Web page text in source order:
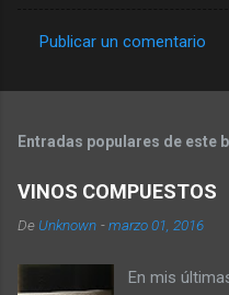
o
n
t
Publicar un comentario
Entradas populares de este
VINOS COMPUESTOS
De Unknown -marzo 01, 2016
En mis